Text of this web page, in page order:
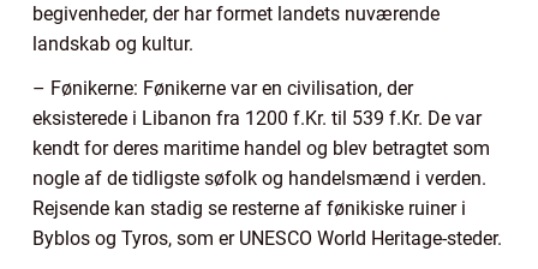
begivenheder, der har formet landets nuværende
landskab og kultur.
– Fønikerne: Fønikerne var en civilisation, der
eksisterede i Libanon fra 1200 f.Kr. til 539 f.Kr. De var
kendt for deres maritime handel og blev betragtet som
nogle af de tidligste søfolk og handelsmænd i verden.
Rejsende kan stadig se resterne af fønikiske ruiner i
Byblos og Tyros, som er UNESCO World Heritage-steder.